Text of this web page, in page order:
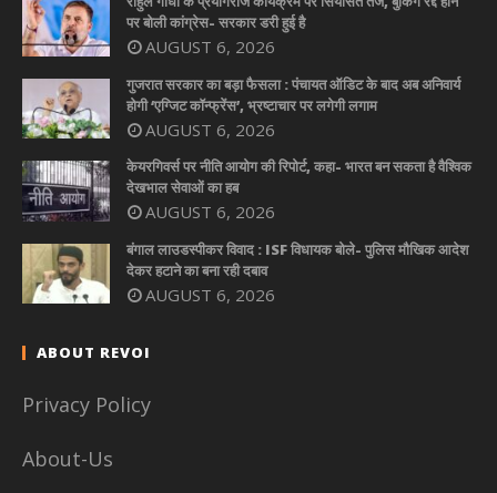
पर बोली कांग्रेस- सरकार डरी हुई है
AUGUST 6, 2026
गुजरात सरकार का बड़ा फैसला : पंचायत ऑडिट के बाद अब अनिवार्य
होगी ‘एग्जिट कॉन्फ्रेंस’, भ्रष्टाचार पर लगेगी लगाम
AUGUST 6, 2026
केयरगिवर्स पर नीति आयोग की रिपोर्ट, कहा- भारत बन सकता है वैश्विक
देखभाल सेवाओं का हब
AUGUST 6, 2026
बंगाल लाउडस्पीकर विवाद : ISF विधायक बोले- पुलिस मौखिक आदेश
देकर हटाने का बना रही दबाव
AUGUST 6, 2026
ABOUT REVOI
Privacy Policy
About-Us